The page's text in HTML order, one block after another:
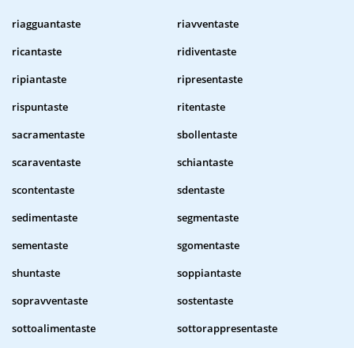
riagguantaste
riavventaste
ricantaste
ridiventaste
ripiantaste
ripresentaste
rispuntaste
ritentaste
sacramentaste
sbollentaste
scaraventaste
schiantaste
scontentaste
sdentaste
sedimentaste
segmentaste
sementaste
sgomentaste
shuntaste
soppiantaste
sopravventaste
sostentaste
sottoalimentaste
sottorappresentaste